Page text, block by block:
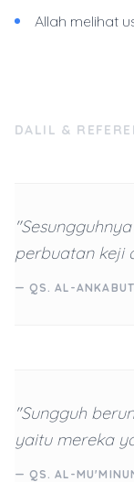
Allah melihat
DALIL &
perbuatan keji
— QS. AL-
"Sungguh
yaitu mereka
— QS. AL-